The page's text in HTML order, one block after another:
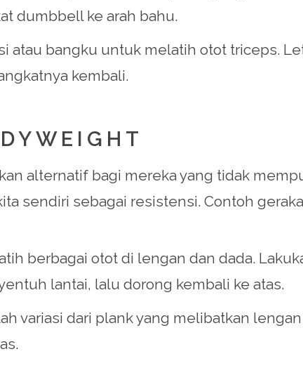
dumbbell ke arah bahu.
atau bangku untuk melatih otot triceps.
kembali.
alternatif bagi mereka yang tidak
sendiri sebagai resistensi. Contoh
berbagai otot di lengan dan dada.
lantai, lalu dorong kembali ke atas.
variasi dari plank yang melibatkan